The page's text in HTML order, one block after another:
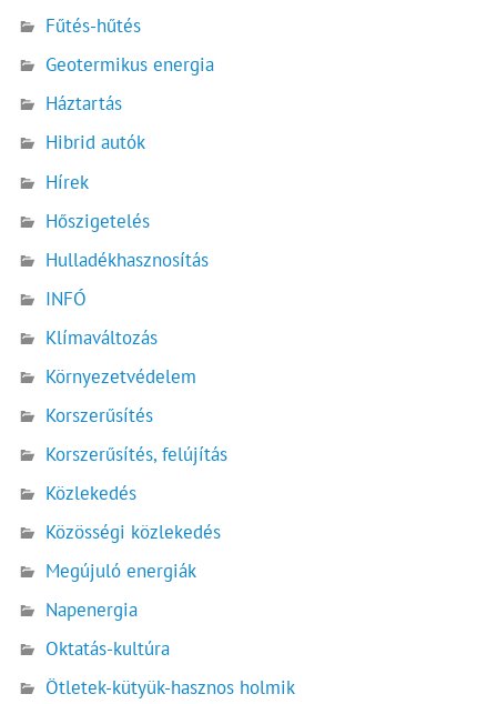
Fűtés-hűtés
Geotermikus energia
Háztartás
Hibrid autók
Hírek
Hőszigetelés
Hulladékhasznosítás
INFÓ
Klímaváltozás
Környezetvédelem
Korszerűsítés
Korszerűsítés, felújítás
Közlekedés
Közösségi közlekedés
Megújuló energiák
Napenergia
Oktatás-kultúra
Ötletek-kütyük-hasznos holmik